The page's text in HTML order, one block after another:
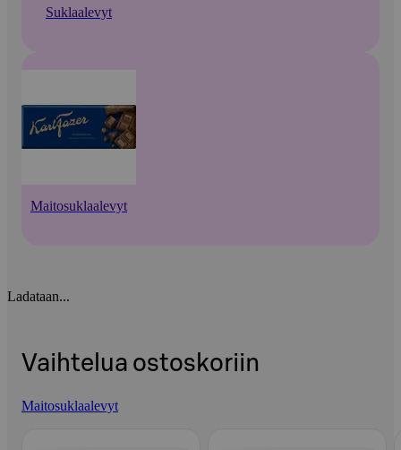
Suklaalevyt
Maitosuklaalevyt
Ladataan...
Vaihtelua ostoskoriin
Maitosuklaalevyt